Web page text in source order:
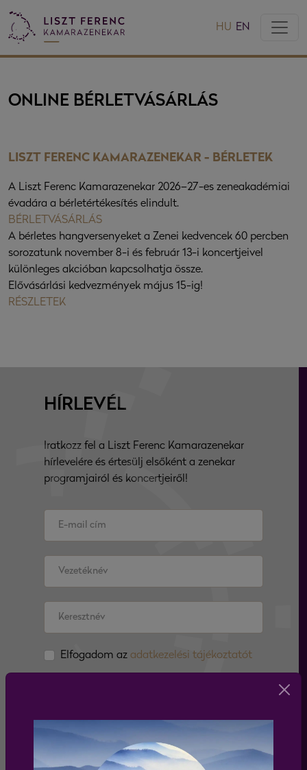
HU EN
ONLINE BÉRLETVÁSÁRLÁS
LISZT FERENC KAMARAZENEKAR - BÉRLETEK
A Liszt Ferenc Kamarazenekar 2026–27-es zeneakadémiai
évadára a bérletértékesítés elindult.
BÉRLETVÁSÁRLÁS
A bérletes hangversenyeket a Zenei kedvencek 60 percben
sorozatunk november 8-i és február 13-i koncertjeivel
különleges akcióban kapcsolhatja össze.
Elővásárlási kedvezmények május 15-ig!
RÉSZLETEK
HÍRLEVÉL
Iratkozz fel a Liszt Ferenc Kamarazenekar
hírlevelére és értesülj elsőként a zenekar
programjairól és koncertjeiről!
Elfogadom az adatkezelési tájékoztatót